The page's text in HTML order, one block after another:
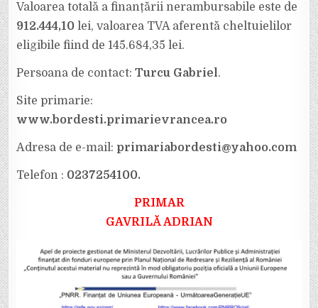
Valoarea totală a finanțării nerambursabile este de
912.444,10 lei, valoarea TVA aferentă cheltuielilor
eligibile fiind de 145.684,35 lei.
Persoana de contact:Turcu Gabriel.
Site primarie:
www.bordesti.primarievrancea.ro
Adresa de e-mail: primariabordesti@yahoo.com
Telefon : 0237254100.
PRIMAR
GAVRILĂ ADRIAN